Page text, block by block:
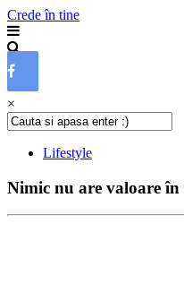
Crede în tine
×
Lifestyle
Nimic nu are valoare